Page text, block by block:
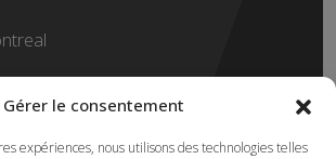
Gérer le consentement
expériences, nous utilisons des technologies telles
Frais